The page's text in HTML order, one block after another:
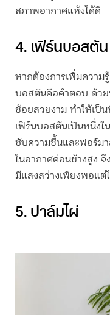
สภาพอากาศแห้งได้ดี
4. เฟิร์นบอสตัน
หากต้องการเพิ่มความ
บอสตันคือคำตอบ ด้ว
ช้อยสวยงาม ทำให้เป็
เฟิร์นบอสตันเป็นหนึ่งใน
ซับความชื้นและฟอร์มา
ในอากาศค่อนข้างสูง
มีแสงสว่างเพียงพอแต่
5. ปาล์มไผ่